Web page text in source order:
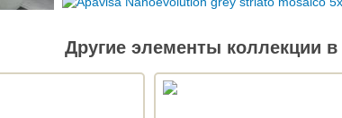
Другие элементы коллекции